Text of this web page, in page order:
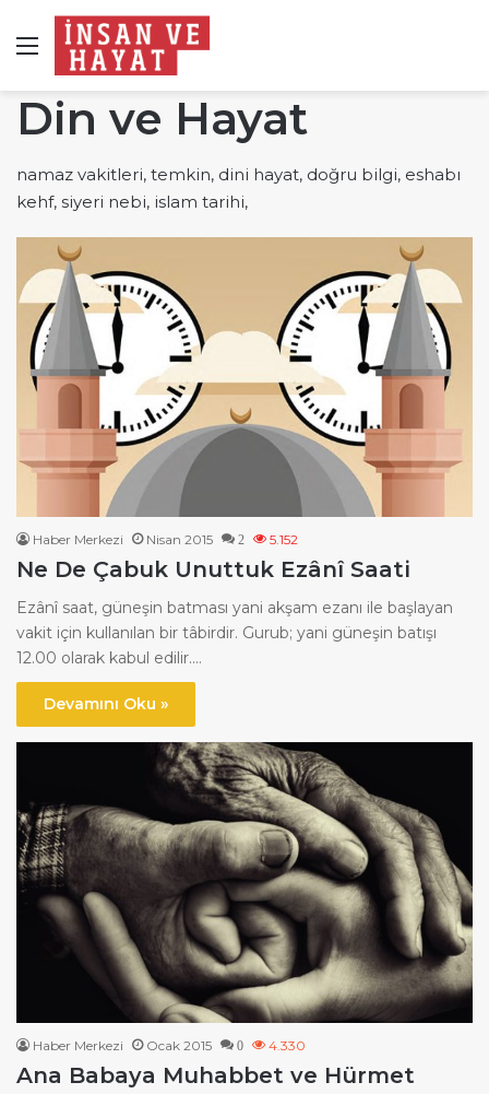
Menü
Din ve Hayat
namaz vakitleri, temkin, dini hayat, doğru bilgi, eshabı
kehf, siyeri nebi, islam tarihi,
Haber Merkezi Nisan 2015 2 5.152
Ne De Çabuk Unuttuk Ezânî Saati
Ezânî saat, güneşin batması yani akşam ezanı ile başlayan
vakit için kullanılan bir tâbirdir. Gurub; yani güneşin batışı
12.00 olarak kabul edilir.…
Devamını Oku »
Haber Merkezi Ocak 2015 0 4.330
Ana Babaya Muhabbet ve Hürmet